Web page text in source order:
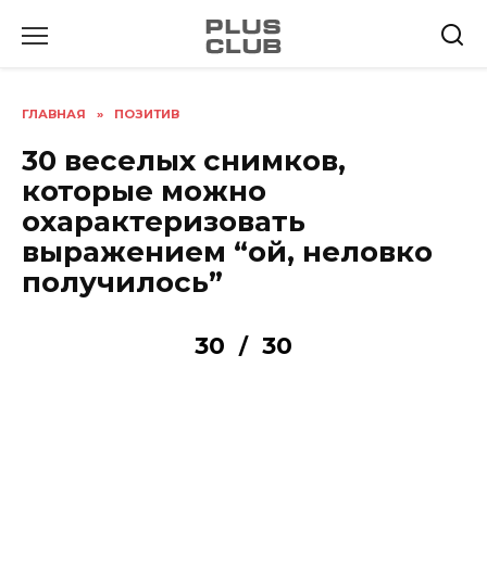
ГЛАВНАЯ » ПОЗИТИВ
30 веселых снимков,
которые можно
охарактеризовать
выражением “ой, неловко
получилось”
30 / 30